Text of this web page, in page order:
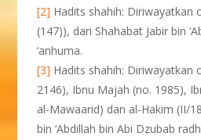
[2] Hadits shahih: Diriwayatkan
(147)), dari Shahabat Jabir bin
‘anhuma.
[3] Hadits shahih: Diriwayatkan
2146), Ibnu Majah (no. 1985),
al-Mawaarid) dan al-Hakim (II/
bin ‘Abdillah bin Abi Dzubab